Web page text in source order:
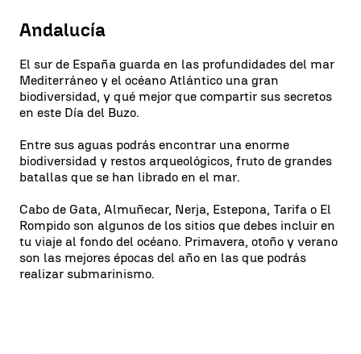
Andalucía
El sur de España guarda en las profundidades del mar
Mediterráneo y el océano Atlántico una gran
biodiversidad, y qué mejor que compartir sus secretos
en este Día del Buzo.
Entre sus aguas podrás encontrar una enorme
biodiversidad y restos arqueológicos, fruto de grandes
batallas que se han librado en el mar.
Cabo de Gata, Almuñecar, Nerja, Estepona, Tarifa o El
Rompido son algunos de los sitios que debes incluir en
tu viaje al fondo del océano. Primavera, otoño y verano
son las mejores épocas del año en las que podrás
realizar submarinismo.